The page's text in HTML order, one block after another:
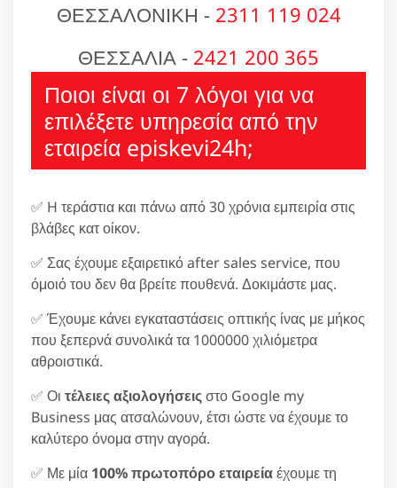
ΘΕΣΣΑΛΟΝΙΚΗ - 2311 119 024
ΘΕΣΣΑΛΙΑ - 2421 200 365
Ποιοι είναι οι 7 λόγοι για να
επιλέξετε υπηρεσία από την
εταιρεία episkevi24h;
✅ H τεράστια και πάνω από 30 χρόνια εμπειρία στις
βλάβες κατ οίκον.
✅ Σας έχουμε εξαιρετικό after sales service, που
όμοιό του δεν θα βρείτε πουθενά. Δοκιμάστε μας.
✅ Έχουμε κάνει εγκαταστάσεις οπτικής ίνας με μήκος
που ξεπερνά συνολικά τα 1000000 χιλιόμετρα
αθροιστικά.
✅ Οι τέλειες αξιολογήσειςστο Google my
Business μας ατσαλώνουν, έτσι ώστε να έχουμε το
καλύτερο όνομα στην αγορά.
✅ Με μία 100% πρωτοπόρο εταιρείαέχουμε τη